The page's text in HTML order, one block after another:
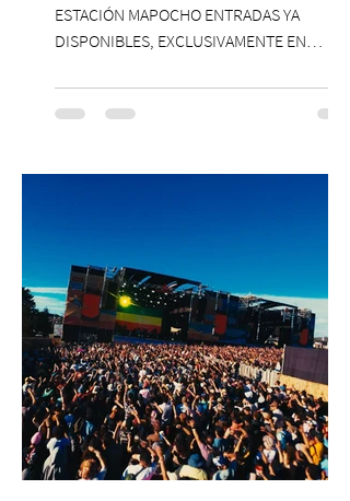
ESTACIÓN MAPOCHO ENTRADAS YA
DISPONIBLES, EXCLUSIVAMENTE EN
con una edición renovada que reunirá
yoga, bienestar y vida consciente, con la
Antonella Orsini, Yoga Woman y más
Centro Cultural Estación Mapocho, espacio
que albergará durante dos jornadas una
pro